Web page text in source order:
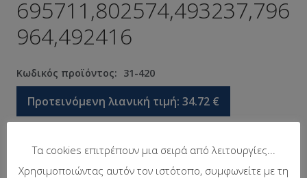
695711,802574,493237,796
964,492416
Κωδικός προϊόντος: 31-420
Προτεινόμενη λιανική τιμή: 34.72 €
Σε απόθεμα
Τα cookies επιτρέπουν μια σειρά από λειτουργίες...
Χρησιμοποιώντας αυτόν τον ιστότοπο, συμφωνείτε με τη